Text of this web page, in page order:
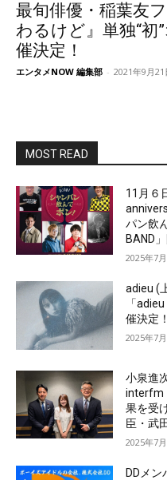
最旬俳優・稲葉友
わるけど』単独“初
催決定！
エンタメNOW 編集部 - 2021年9月21
MOST READ
11月６
パン飲
BAND
2025年7
adieu (
「
催決定！
2025年7
小泉進
interfm
果を受
臣・武
2025年7
DDメン